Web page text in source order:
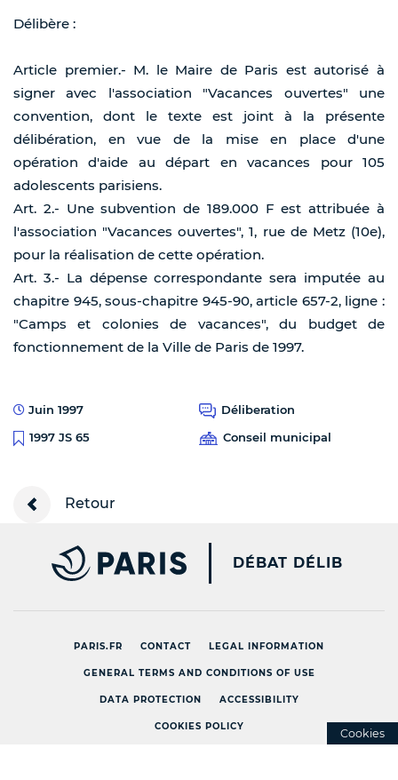
Délibère :
Article premier.- M. le Maire de Paris est autorisé à
signer avec l'association "Vacances ouvertes" une
convention, dont le texte est joint à la présente
délibération, en vue de la mise en place d'une
opération d'aide au départ en vacances pour 105
adolescents parisiens.
Art. 2.- Une subvention de 189.000 F est attribuée à
l'association "Vacances ouvertes", 1, rue de Metz (10e),
pour la réalisation de cette opération.
Art. 3.- La dépense correspondante sera imputée au
chapitre 945, sous-chapitre 945-90, article 657-2, ligne :
"Camps et colonies de vacances", du budget de
fonctionnement de la Ville de Paris de 1997.
Juin 1997
Déliberation
1997 JS 65
Conseil municipal
Retour
PARIS.FR [NEW
DÉBAT DÉLIB
PARIS.FR CONTACT LEGAL INFORMATION
GENERAL TERMS AND CONDITIONS OF USE
DATA PROTECTION ACCESSIBILITY
COOKIES POLICY